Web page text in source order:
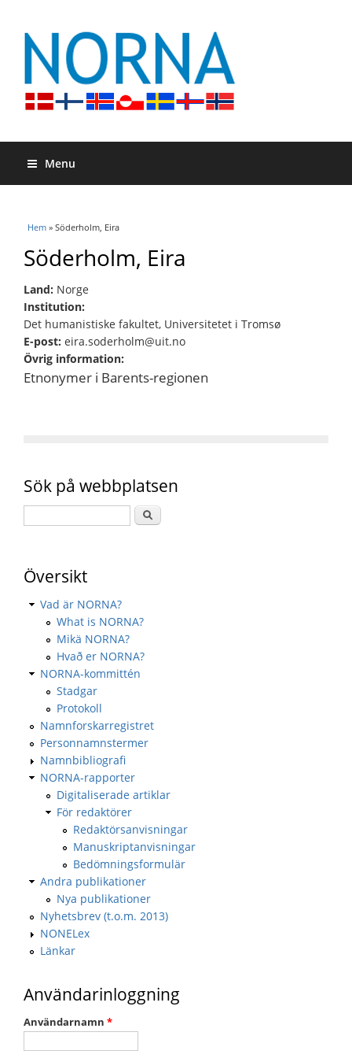
Menu
Du är här
Hem » Söderholm, Eira
Söderholm, Eira
Land: Norge
Institution:
Det humanistiske fakultet, Universitetet i Tromsø
E-post: eira.soderholm@uit.no
Övrig information:
Etnonymer i Barents-regionen
Sök på webbplatsen
Översikt
Vad är NORNA?
What is NORNA?
Mikä NORNA?
Hvað er NORNA?
NORNA-kommittén
Stadgar
Protokoll
Namnforskarregistret
Personnamnstermer
Namnbibliografi
NORNA-rapporter
Digitaliserade artiklar
För redaktörer
Redaktörsanvisningar
Manuskriptanvisningar
Bedömningsformulär
Andra publikationer
Nya publikationer
Nyhetsbrev (t.o.m. 2013)
NONELex
Länkar
Användarinloggning
Användarnamn *